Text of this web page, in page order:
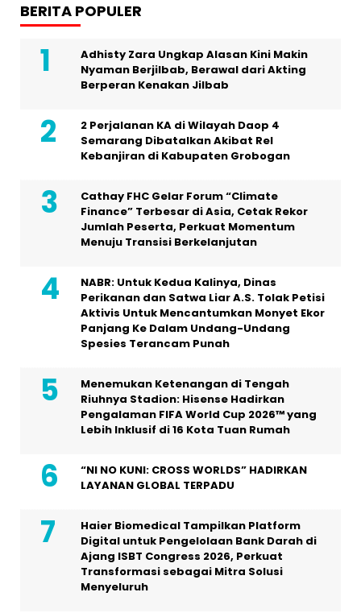
BERITA POPULER
Adhisty Zara Ungkap Alasan Kini Makin
Nyaman Berjilbab, Berawal dari Akting
Berperan Kenakan Jilbab
2 Perjalanan KA di Wilayah Daop 4
Semarang Dibatalkan Akibat Rel
Kebanjiran di Kabupaten Grobogan
Cathay FHC Gelar Forum “Climate
Finance” Terbesar di Asia, Cetak Rekor
Jumlah Peserta, Perkuat Momentum
Menuju Transisi Berkelanjutan
NABR: Untuk Kedua Kalinya, Dinas
Perikanan dan Satwa Liar A.S. Tolak Petisi
Aktivis Untuk Mencantumkan Monyet Ekor
Panjang Ke Dalam Undang-Undang
Spesies Terancam Punah
Menemukan Ketenangan di Tengah
Riuhnya Stadion: Hisense Hadirkan
Pengalaman FIFA World Cup 2026™ yang
Lebih Inklusif di 16 Kota Tuan Rumah
“NI NO KUNI: CROSS WORLDS” HADIRKAN
LAYANAN GLOBAL TERPADU
Haier Biomedical Tampilkan Platform
Digital untuk Pengelolaan Bank Darah di
Ajang ISBT Congress 2026, Perkuat
Transformasi sebagai Mitra Solusi
Menyeluruh